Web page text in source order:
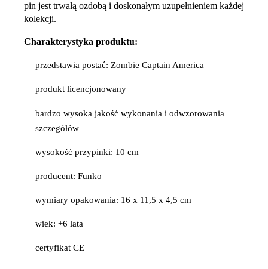
pin jest trwałą ozdobą i doskonałym uzupełnieniem każdej
kolekcji.
Charakterystyka produktu:
przedstawia postać: Zombie Captain America
produkt licencjonowany
bardzo wysoka jakość wykonania i odwzorowania
szczegółów
wysokość przypinki: 10 cm
producent: Funko
wymiary opakowania: 16 x 11,5 x 4,5 cm
wiek: +6 lata
certyfikat CE